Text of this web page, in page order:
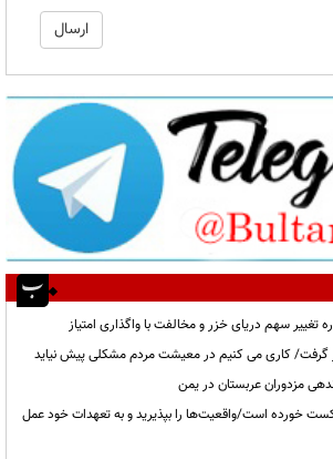
تغییر سهم دریای خزر و مخالفت با واگذاری امتیاز
کار گرفت/ کاری می کنیم در معیشت مردم مشکلی پیش نیاید
مزدوران عربستان در یمن
خورده است/واقعیت‌ها را بپذیرید و به تعهدات خود عمل